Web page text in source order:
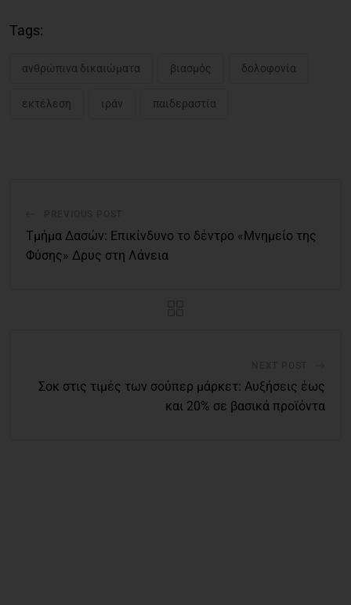
Tags:
ανθρώπινα δικαιώματα βιασμός δολοφονία
εκτέλεση ιράν παιδεραστία
Τμήμα Δασών: Επικίνδυνο το δέντρο «Μνημείο της
Φύσης» Δρυς στη Λάνεια
Σοκ στις τιμές των σούπερ μάρκετ: Αυξήσεις έως
και 20% σε βασικά προϊόντα